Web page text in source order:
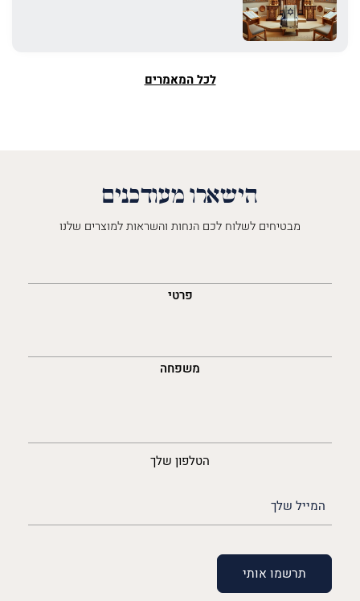
לכל המאמרים
הישארו מעודכנים
מבטיחים לשלוח לכם הנחות והשראות למוצרים שלנו
פרטי
משפחה
הטלפון שלך
(חובה)